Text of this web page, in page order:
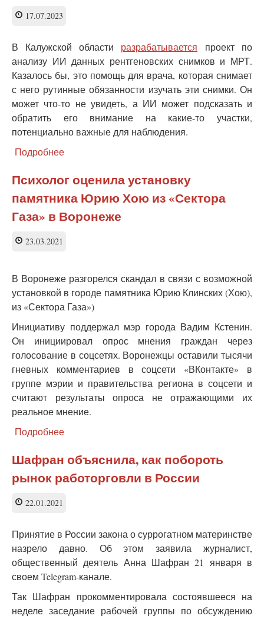
альтернативная
семья?
17.07.2023
В Калужской области разрабатывается проект по
анализу ИИ данных рентгеновских снимков и МРТ.
Казалось бы, это помощь для врача, которая снимает
с него рутинные обязанности изучать эти снимки. Он
может что-то не увидеть, а ИИ может подсказать и
обратить его внимание на какие-то участки,
потенциально важные для наблюдения.
Подробнее
нужна
профессиональная
рутина,
чтобы
развиваться
Психолог оценила установку
памятника Юрию Хою из «Сектора
Газа» в Воронеже
23.03.2021
В Воронеже разгорелся скандал в связи с возможной
установкой в городе памятника Юрию Клинских (Хою),
из «Сектора Газа»)
Инициативу поддержал мэр города Вадим Кстенин.
Он инициировал опрос мнения граждан через
голосование в соцсетях. Воронежцы оставили тысячи
гневных комментариев в соцсети «ВКонтакте» в
группе мэрии и правительства региона в соцсети и
считают результаты опроса не отражающими их
реальное мнение.
Подробнее
оценила
установку
памятника
Газа»
в
Воронеже
Шафран объяснила, как побороть
рынок работорговли в России
22.01.2021
Принятие в России закона о суррогатном материнстве
назрело давно. Об этом заявила журналист,
общественный деятель Анна Шафран 21 января в
своем Telegram-канале.
Так Шафран прокомментировала состоявшееся на
неделе заседание рабочей группы по обсуждению